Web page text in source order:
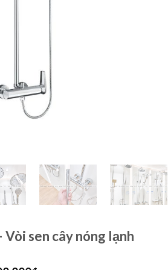
Vòi sen cây nóng lạnh